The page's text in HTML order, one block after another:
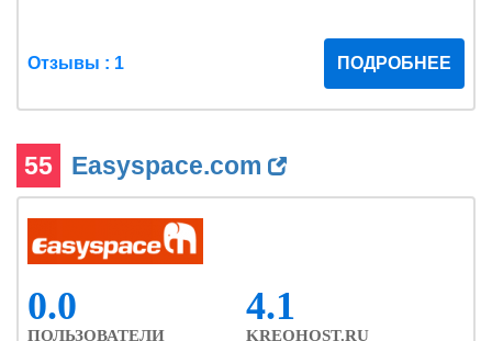
Отзывы : 1 ПОДРОБНЕЕ
55 Easyspace.com
0.0
ПОЛЬЗОВАТЕЛИ
4.1
KREOHOST.RU